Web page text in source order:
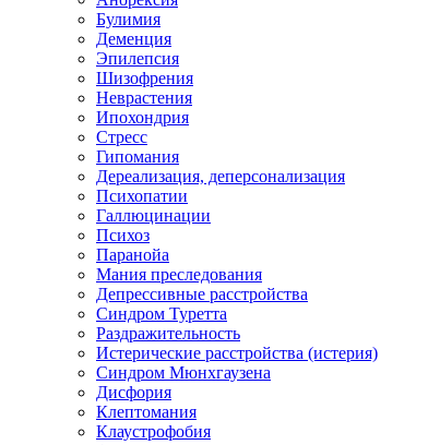
Булимия
Деменция
Эпилепсия
Шизофрения
Неврастения
Ипохондрия
Стресс
Гипомания
Дереализация, деперсонализация
Психопатии
Галлюцинации
Психоз
Паранойа
Мания преследования
Депрессивные расстройства
Синдром Туретта
Раздражительность
Истерические расстройства (истерия)
Синдром Мюнхгаузена
Дисфория
Клептомания
Клаустрофобия